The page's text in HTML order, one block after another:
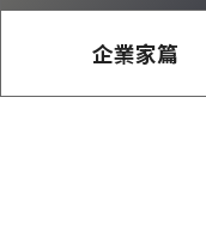
企業家篇